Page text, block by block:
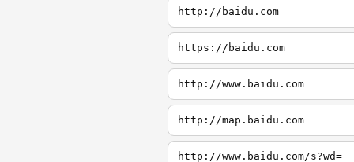
http://baidu.com
https://baidu.com
http://www.baidu.com
http://map.baidu.com
http://www.baidu.com/s?wd=